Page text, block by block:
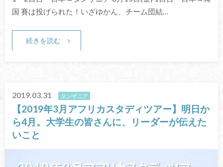
国 賽は投げられた！いざゆかん、チーム団結…
続きを読む
2019.03.31 タンザニア
【2019年3月アフリカスタディツアー】明日か
ら4月。大学生の皆さんに、リーダーが伝えた
いこと